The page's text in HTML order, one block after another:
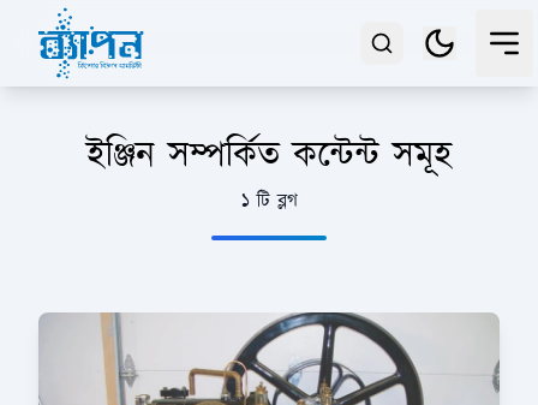
ইঞ্জিন সম্পর্কিত কন্টেন্ট সমূহ
১ টি ব্লগ